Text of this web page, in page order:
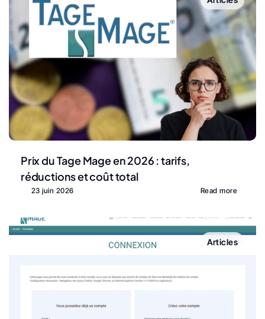
Prix du Tage Mage en 2026 : tarifs,
réductions et coût total
23 juin 2026 Read more
Articles